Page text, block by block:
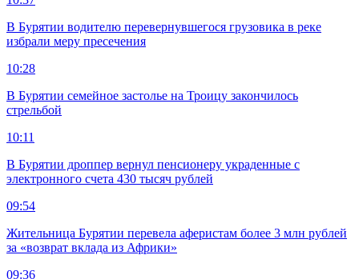
В Бурятии водителю перевернувшегося грузовика в реке
избрали меру пресечения
10:28
В Бурятии семейное застолье на Троицу закончилось
стрельбой
10:11
В Бурятии дроппер вернул пенсионеру украденные с
электронного счета 430 тысяч рублей
09:54
Жительница Бурятии перевела аферистам более 3 млн рублей
за «возврат вклада из Африки»
09:36